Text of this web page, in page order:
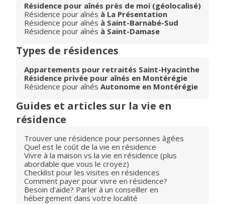
Résidence pour aînés près de moi (géolocalisé)
Résidence pour aînés à La Présentation
Résidence pour aînés à Saint-Barnabé-Sud
Résidence pour aînés à Saint-Damase
Types de résidences
Appartements pour retraités Saint-Hyacinthe
Résidence privée pour aînés en Montérégie
Résidence pour aînés Autonome en Montérégie
Guides et articles sur la vie en
résidence
Trouver une résidence pour personnes âgées
Quel est le coût de la vie en résidence
Vivre à la maison vs la vie en résidence (plus
abordable que vous le croyez)
Checklist pour les visites en résidences
Comment payer pour vivre en résidence?
Besoin d'aide? Parler à un conseiller en
hébergement dans votre localité